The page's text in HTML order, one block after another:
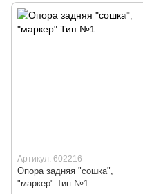
Артикул: 602216
Опора задняя "сошка",
"маркер" Тип №1